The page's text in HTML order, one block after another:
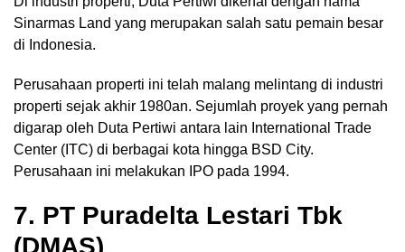
Sinarmas Land yang merupakan salah satu pemain besar
di Indonesia.
Perusahaan properti ini telah malang melintang di industri
properti sejak akhir 1980an. Sejumlah proyek yang pernah
digarap oleh Duta Pertiwi antara lain International Trade
Center (ITC) di berbagai kota hingga BSD City.
Perusahaan ini melakukan IPO pada 1994.
7. PT Puradelta Lestari Tbk